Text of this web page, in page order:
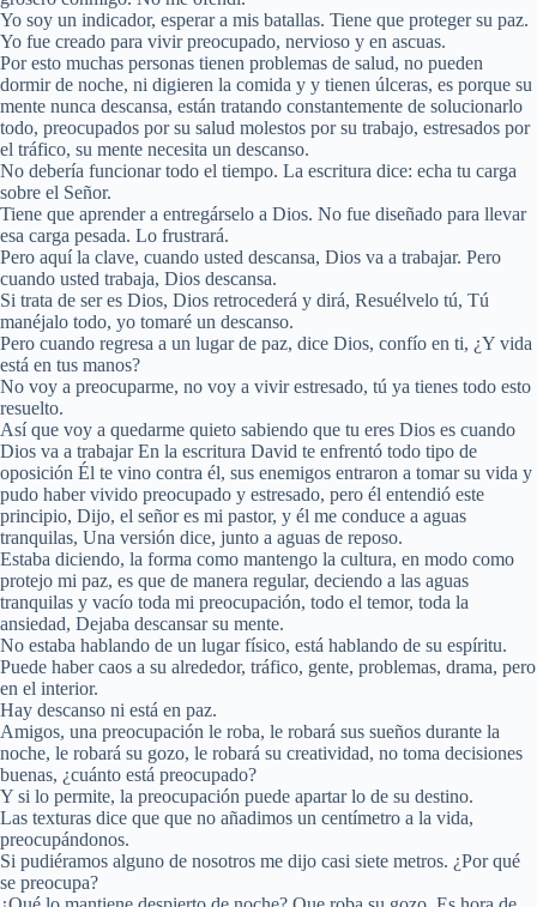
Yo soy un indicador, esperar a mis batallas. Tiene que proteger su paz.
Yo fue creado para vivir preocupado, nervioso y en ascuas.
Por esto muchas personas tienen problemas de salud, no pueden
dormir de noche, ni digieren la comida y y tienen úlceras, es porque su
mente nunca descansa, están tratando constantemente de solucionarlo
todo, preocupados por su salud molestos por su trabajo, estresados por
el tráfico, su mente necesita un descanso.
No debería funcionar todo el tiempo. La escritura dice: echa tu carga
sobre el Señor.
Tiene que aprender a entregárselo a Dios. No fue diseñado para llevar
esa carga pesada. Lo frustrará.
Pero aquí la clave, cuando usted descansa, Dios va a trabajar. Pero
cuando usted trabaja, Dios descansa.
Si trata de ser es Dios, Dios retrocederá y dirá, Resuélvelo tú, Tú
manéjalo todo, yo tomaré un descanso.
Pero cuando regresa a un lugar de paz, dice Dios, confío en ti, ¿Y vida
está en tus manos?
No voy a preocuparme, no voy a vivir estresado, tú ya tienes todo esto
resuelto.
Así que voy a quedarme quieto sabiendo que tu eres Dios es cuando
Dios va a trabajar En la escritura David te enfrentó todo tipo de
oposición Él te vino contra él, sus enemigos entraron a tomar su vida y
pudo haber vivido preocupado y estresado, pero él entendió este
principio, Dijo, el señor es mi pastor, y él me conduce a aguas
tranquilas, Una versión dice, junto a aguas de reposo.
Estaba diciendo, la forma como mantengo la cultura, en modo como
protejo mi paz, es que de manera regular, deciendo a las aguas
tranquilas y vacío toda mi preocupación, todo el temor, toda la
ansiedad, Dejaba descansar su mente.
No estaba hablando de un lugar físico, está hablando de su espíritu.
Puede haber caos a su alrededor, tráfico, gente, problemas, drama, pero
en el interior.
Hay descanso ni está en paz.
Amigos, una preocupación le roba, le robará sus sueños durante la
noche, le robará su gozo, le robará su creatividad, no toma decisiones
buenas, ¿cuánto está preocupado?
Y si lo permite, la preocupación puede apartar lo de su destino.
Las texturas dice que que no añadimos un centímetro a la vida,
preocupándonos.
Si pudiéramos alguno de nosotros me dijo casi siete metros. ¿Por qué
se preocupa?